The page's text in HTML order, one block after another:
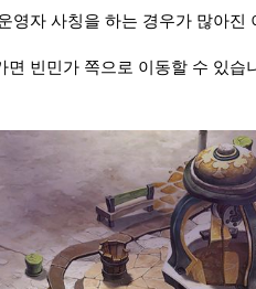
영자 사칭을 하는 경우가 많아
면 빈민가 쪽으로 이동할 수 있습